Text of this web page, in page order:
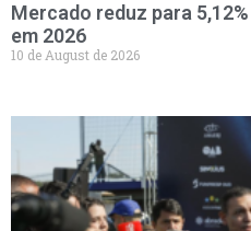
Mercado reduz para
em 2026
10 de August de 2026